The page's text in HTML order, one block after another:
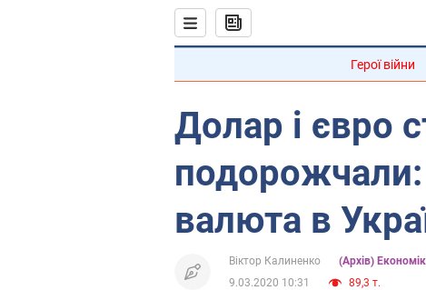
Герої війни
Долар і євро
подорожчали:
валюта в
Віктор Калиненко
(Архів)
9.03.2020 10:31
89,3 т.